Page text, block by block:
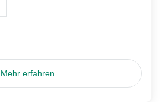
Mehr erfahren